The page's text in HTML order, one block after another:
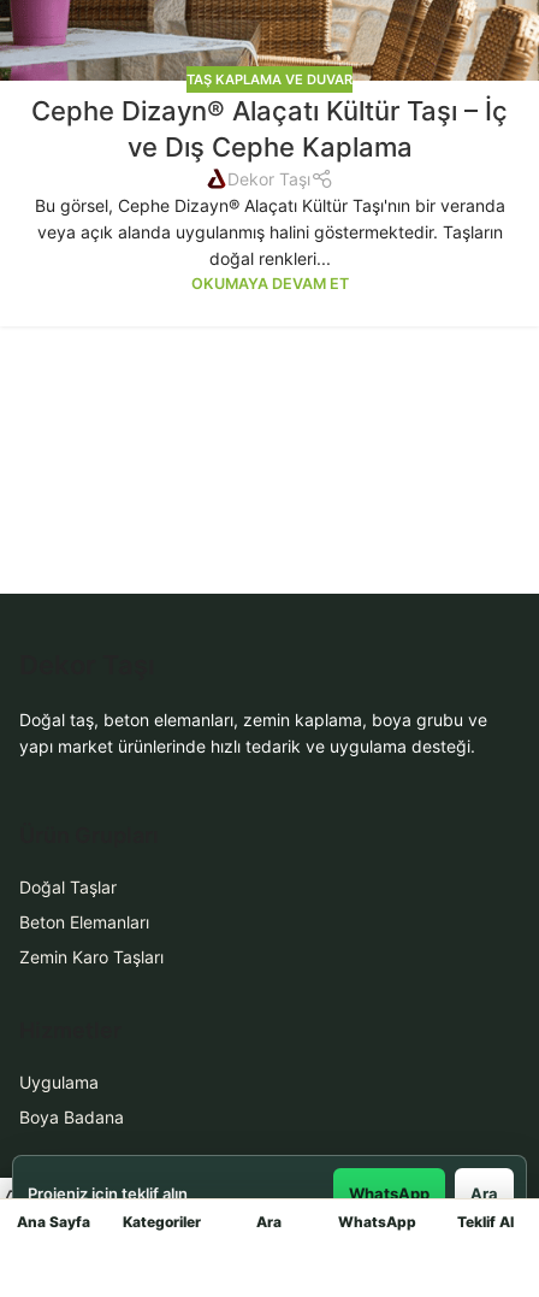
TAŞ KAPLAMA VE DUVAR
Cephe Dizayn® Alaçatı Kültür Taşı – İç
ve Dış Cephe Kaplama
Dekor Taşı
Bu görsel, Cephe Dizayn® Alaçatı Kültür Taşı'nın bir veranda
veya açık alanda uygulanmış halini göstermektedir. Taşların
doğal renkleri...
OKUMAYA DEVAM ET
Ana Sayfa Kategoriler Ara WhatsApp Teklif Al
Doğal taş, beton elemanları, zemin kaplama, boya grubu ve
yapı market ürünlerinde hızlı tedarik ve uygulama desteği.
Doğal Taşlar
Beton Elemanları
Zemin Karo Taşları
Uygulama
Boya Badana
İletişim
Projeniz için teklif alın WhatsApp Ara